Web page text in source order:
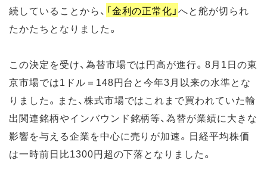
続していることから、 「金利の正常化」へと舵が切られ
たかたちとなりました。
この決定を受け、為替市場では円高が進行。8月1日の東
京市場では1ドル＝148円台と今年3月以来の水準とな
りました。また、株式市場ではこれまで買われていた輸
出関連銘柄やインバウンド銘柄等、為替が業績に大きな
影響を与える企業を中心に売りが加速。日経平均株価
は一時前日比1300円超の下落となりました。